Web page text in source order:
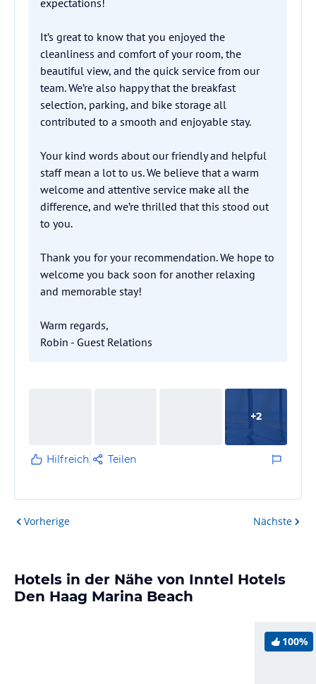
expectations!
It’s great to know that you enjoyed the
cleanliness and comfort of your room, the
beautiful view, and the quick service from our
team. We’re also happy that the breakfast
selection, parking, and bike storage all
contributed to a smooth and enjoyable stay.
Your kind words about our friendly and helpful
staff mean a lot to us. We believe that a warm
welcome and attentive service make all the
difference, and we’re thrilled that this stood out
to you.
Thank you for your recommendation. We hope to
welcome you back soon for another relaxing
and memorable stay!
Warm regards,
Robin - Guest Relations
+2
Hilfreich Teilen
Vorherige Nächste
Hotels in der Nähe von Inntel Hotels
Den Haag Marina Beach
100%